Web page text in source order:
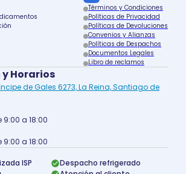
Términos y Condiciones
Políticas de Privacidad
Políticas de Devoluciones
Convenios y Alianzas
Políticas de Despachos
Documentos Legales
Libro de reclamos
Horarios
de Gales 6273, La Reina, Santiago de
9:00 a 18:00
9:00 a 18:00
ISP
Despacho refrigerado